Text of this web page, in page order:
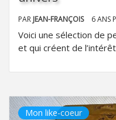
PAR JEAN-FRANÇOIS 6 ANS
Voici une sélection de
et qui créent de
Mon like-coeur